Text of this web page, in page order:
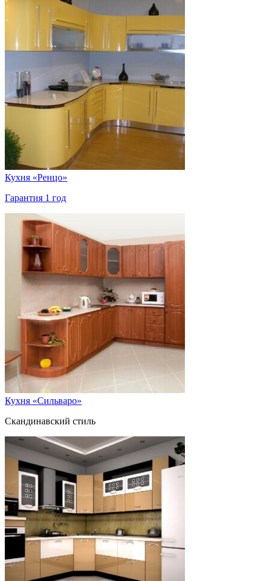
Кухня «Ренцо»
Гарантия 1 год
Кухня «Сильваро»
Скандинавский стиль